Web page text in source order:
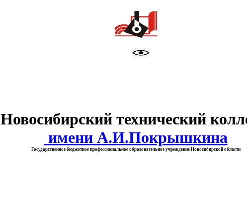
Новосибирский технический
имени А.И.Покрышкина
Государственное бюджетное профессиональное образовательное учреждение Новосибирской области